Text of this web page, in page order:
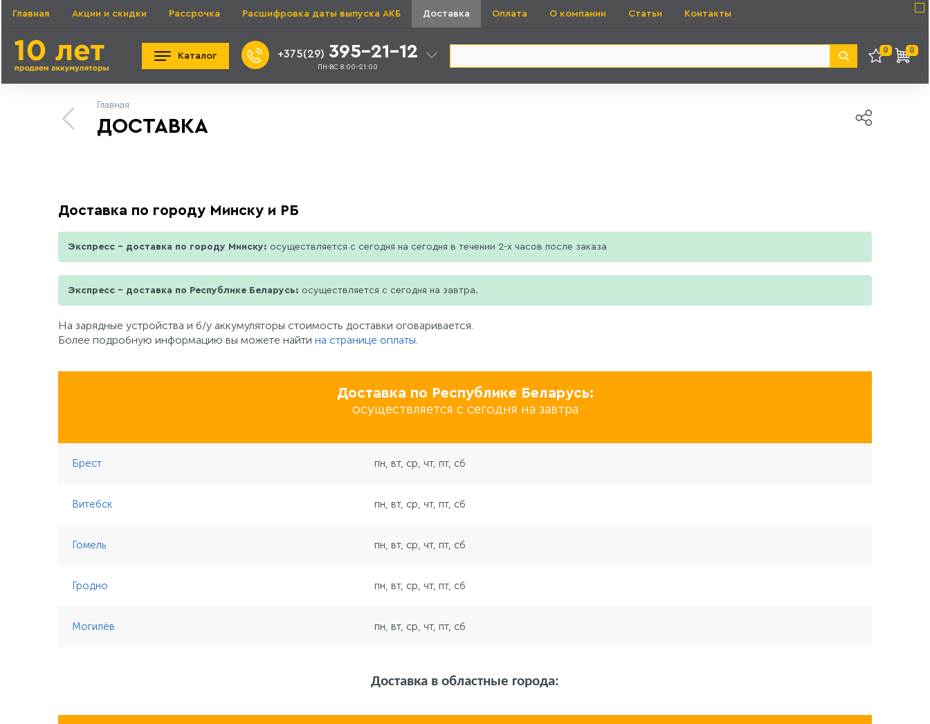
Главная Акции и скидки Рассрочка Расшифровка даты выпуска АКБ Доставка Оплата О компании Статьи Контакты
Каталог +375(29) 395-21-12
ПН-ВС 8:00-21:00
0 0
Главная
ДОСТАВКА
Доставка по городу Минску и РБ
Экспресс - доставка по городу Минску: осуществляется с сегодня на сегодня в течении 2-х часов после заказа
Экспресс - доставка по Республике Беларусь: осуществляется с сегодня на завтра.
На зарядные устройства и б/у аккумуляторы стоимость доставки оговаривается.
Более подробную информацию вы можете найти на странице оплаты.
Доставка по Республике Беларусь:
осуществляется с сегодня на завтра
Брест пн, вт, ср, чт, пт, сб
Витебск пн, вт, ср, чт, пт, сб
Гомель пн, вт, ср, чт, пт, сб
Гродно пн, вт, ср, чт, пт, сб
Могилёв пн, вт, ср, чт, пт, сб
Доставка в областные города: